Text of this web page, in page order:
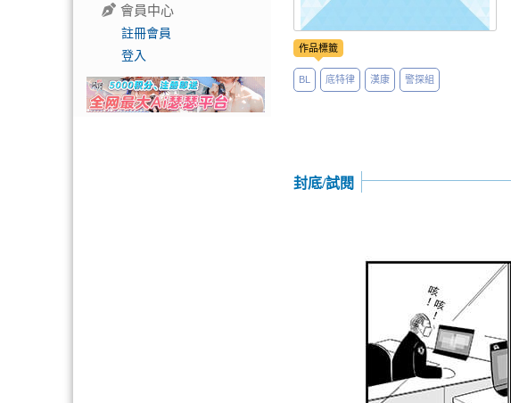
會員中心
註冊會員
登入
作品標籤
BL 底特律 漢康 警探組
封底/試閱